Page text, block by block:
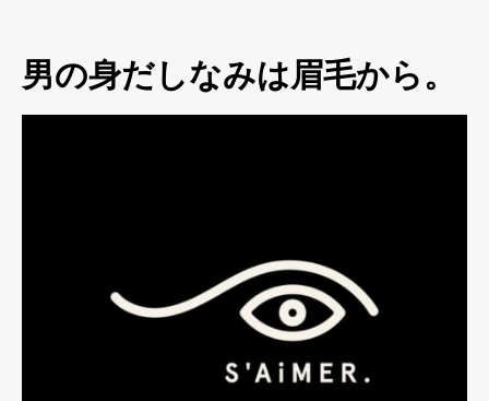
男の身だしなみは眉毛から。